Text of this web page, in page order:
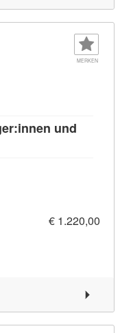
MERKEN
und
€ 1.220,00